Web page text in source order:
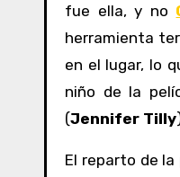
fue ella, y no
herramienta
en el lugar, lo
niño de la
(Jennifer Tilly
El reparto de